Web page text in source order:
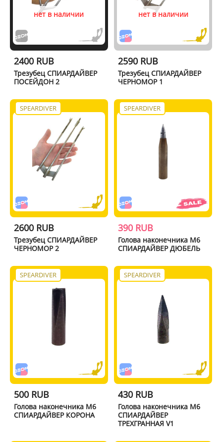
нет в наличии
2400 RUB
Трезубец СПИАРДАЙВЕР
ПОСЕЙДОН 2
нет в наличии
2590 RUB
Трезубец СПИАРДАЙВЕР
ЧЕРНОМОР 1
SPEARDIVER
2600 RUB
Трезубец СПИАРДАЙВЕР
ЧЕРНОМОР 2
SPEARDIVER
390 RUB
Голова наконечника М6
СПИАРДАЙВЕР ДЮБЕЛЬ
SPEARDIVER
500 RUB
Голова наконечника М6
СПИАРДАЙВЕР КОРОНА
SPEARDIVER
430 RUB
Голова наконечника М6
СПИАРДАЙВЕР
ТРЕХГРАННАЯ V1